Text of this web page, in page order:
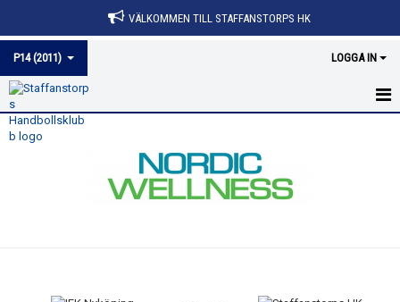
VÄLKOMMEN TILL STAFFANSTORPS HK
P14 (2011) LOGGA IN
HEM